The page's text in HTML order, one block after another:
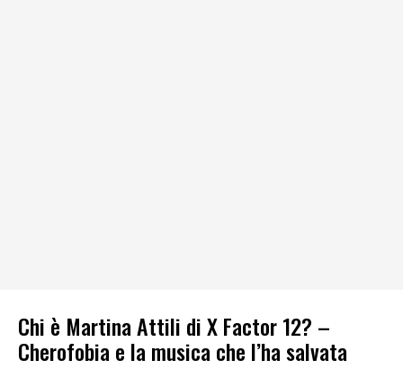
Chi è Martina Attili di X Factor 12? –
Cherofobia e la musica che l’ha salvata